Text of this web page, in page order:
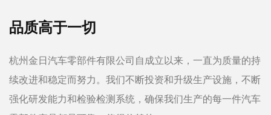
品质高于一切
杭州金日汽车零部件有限公司自成立以来，一直为质量的持
续改进和稳定而努力。我们不断投资和升级生产设施，不断
强化研发能力和检验检测系统，确保我们生产的每一件汽车